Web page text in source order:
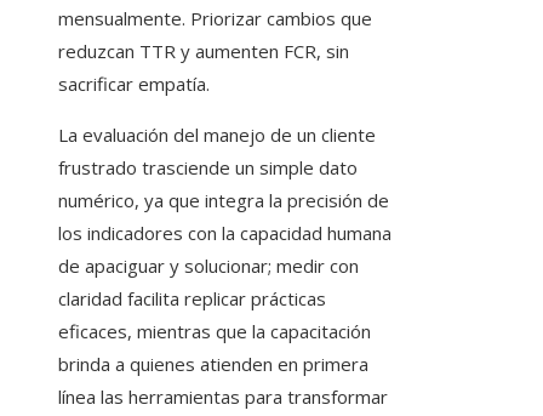
mensualmente. Priorizar cambios que
reduzcan TTR y aumenten FCR, sin
sacrificar empatía.
La evaluación del manejo de un cliente
frustrado trasciende un simple dato
numérico, ya que integra la precisión de
los indicadores con la capacidad humana
de apaciguar y solucionar; medir con
claridad facilita replicar prácticas
eficaces, mientras que la capacitación
brinda a quienes atienden en primera
línea las herramientas para transformar